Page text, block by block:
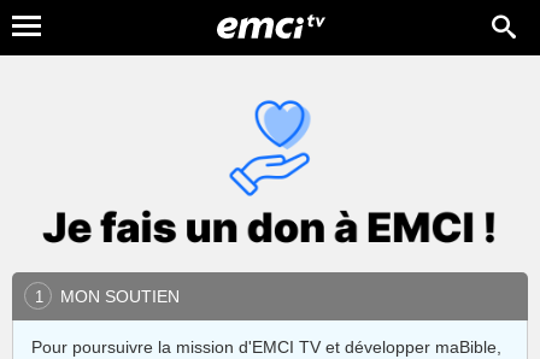
1 MON SOUTIEN
Pour poursuivre la mission d'EMCI TV et développer maBible,